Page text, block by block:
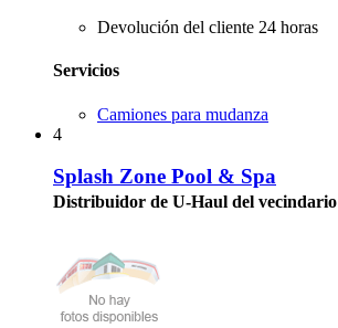
Devolución del cliente 24 horas
Servicios
Camiones para mudanza
4
Splash Zone Pool & Spa
Distribuidor de U-Haul del vecindario